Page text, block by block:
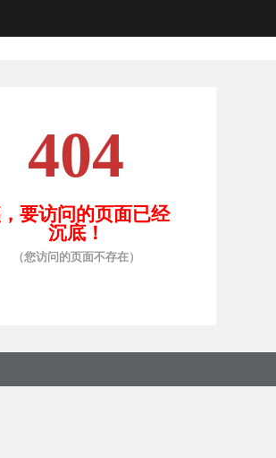
404
要访问的页面已经
沉底！
（您访问的页面不存在）